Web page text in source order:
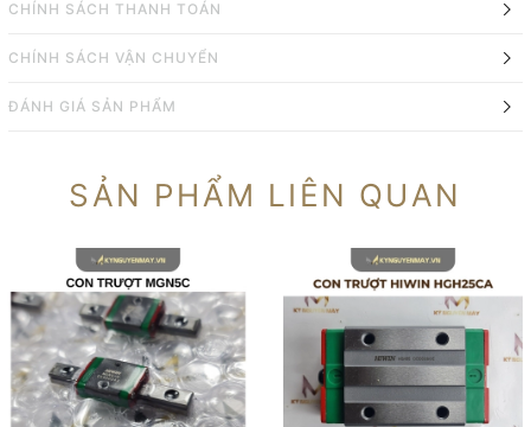
CHÍNH SÁCH THANH TOÁN
CHÍNH SÁCH VẬN CHUYỂN
ĐÁNH GIÁ SẢN PHẨM
SẢN PHẨM LIÊN QUAN